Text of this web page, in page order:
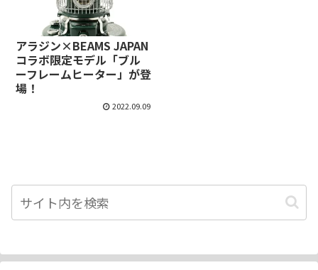
アラジン×BEAMS JAPAN
コラボ限定モデル「ブル
ーフレームヒーター」が登
場！
2022.09.09